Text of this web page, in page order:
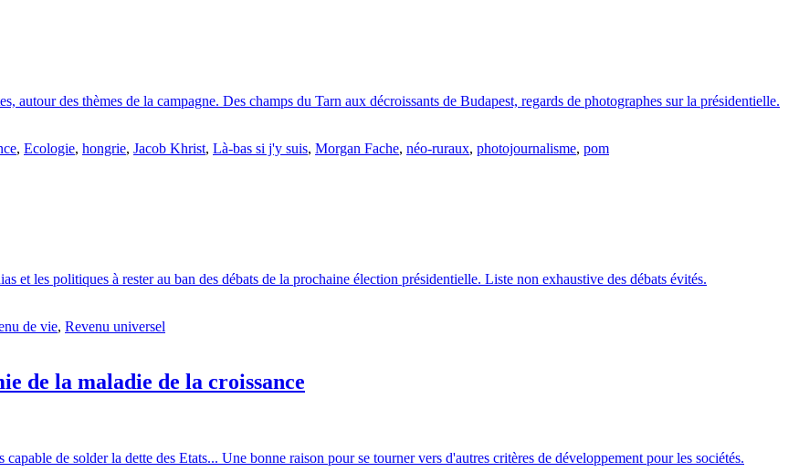
autour des thèmes de la campagne. Des champs du Tarn aux décroissants de Budapest, regards de photographes sur la présidentielle.
, Ecologie, hongrie, Jacob Khrist, Là-bas si j'y suis, Morgan Fache, néo-ruraux, photojournalisme, pom
et les politiques à rester au ban des débats de la prochaine élection présidentielle. Liste non exhaustive des débats évités.
de vie, Revenu universel
de la maladie de la croissance
de solder la dette des Etats... Une bonne raison pour se tourner vers d'autres critères de développement pour les sociétés.